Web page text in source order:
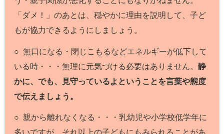
「ダメ！」のあとは、穏やかに理由を説明して、子ど
もが協力できるようにしましょう。
○ 無口になる・閉じこもるなどエネルギーが低下して
いる時・・・無理に元気づける必要はありません。静
かに、でも、見守っているよということを言葉や態度
で伝えましょう。
○ 親から離れなくなる・・・乳幼児や小学校低学年に